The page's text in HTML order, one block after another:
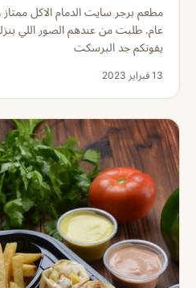
مطعم برجر سايت الدمام الاكل
عام. طلبت من عندهم الصور اللي
يفوتكم جد البرسكت
13 فبراير 2023